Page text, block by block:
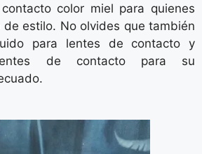
color miel para quienes
estilo. No olvides que también
para lentes de contacto y
de contacto para su